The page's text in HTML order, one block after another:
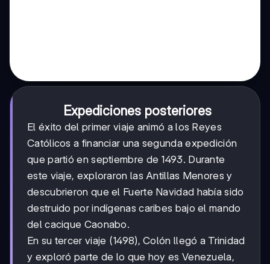
Expediciones posteriores
El éxito del primer viaje animó a los Reyes
Católicos a financiar una segunda expedición
que partió en septiembre de 1493. Durante
este viaje, exploraron las Antillas Menores y
descubrieron que el Fuerte Navidad había sido
destruido por indígenas caribes bajo el mando
del cacique Caonabo.
En su tercer viaje (1498), Colón llegó a Trinidad
y exploró parte de lo que hoy es Venezuela,